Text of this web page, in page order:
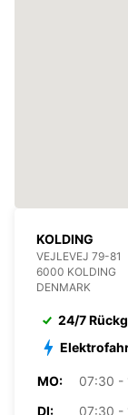
KOLDING
VEJLEVEJ 79-81
6000 KOLDING
DENMARK
24/7
MO:
07:30 -
DI:
07:30 -